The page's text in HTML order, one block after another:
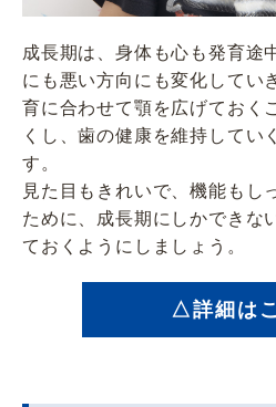
成長期は、身体も心も発育途
にも悪い方向にも変化してい
育に合わせて顎を広げておく
くし、歯の健康を維持してい
す。
見た目もきれいで、機能もし
ために、成長期にしかできな
ておくようにしましょう。
△詳細は